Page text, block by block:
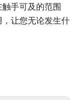
手可及的范围
让您无论发生什